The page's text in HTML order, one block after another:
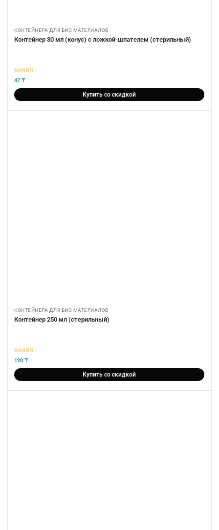
КОНТЕЙНЕРА ДЛЯ БИО МАТЕРИАЛОВ
Контейнер 30 мл (конус) с ложкой-шпателем (стерильный)
5из 5
47 ₸
Купить со скидкой
КОНТЕЙНЕРА ДЛЯ БИО МАТЕРИАЛОВ
Контейнер 250 мл (стерильный)
5из 5
120 ₸
Купить со скидкой